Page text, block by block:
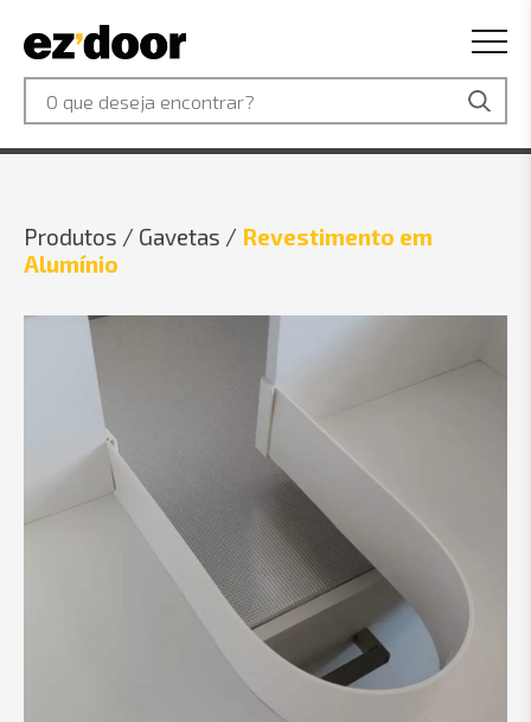
Produtos / Gavetas / Revestimento em
Alumínio